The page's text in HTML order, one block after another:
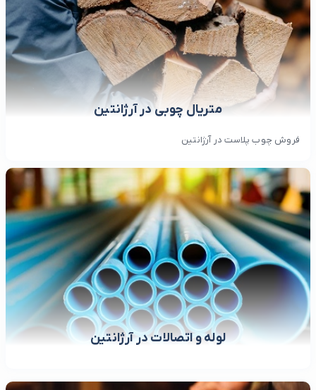
متریال چوبی در آرژانتین
فروش چوب پلاست در آرژانتین
لوله و اتصالات در آرژانتین